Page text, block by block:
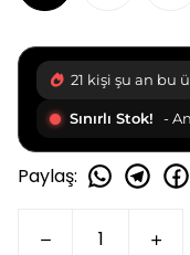
21 kişi şu an bu
Sınırlı Stok! -
Paylaş: